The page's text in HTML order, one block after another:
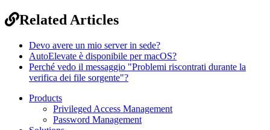
Related Articles
Devo avere un mio server in sede?
AutoElevate è disponibile per macOS?
Perché vedo il messaggio "Problemi riscontrati durante la
verifica dei file sorgente"?
Products
Privileged Access Management
Password Management